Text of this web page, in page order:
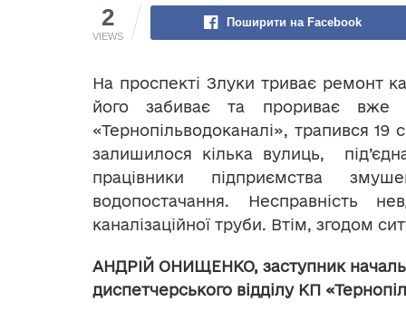
2
VIEWS
Поширити на Facebook
На проспекті Злуки триває ремонт
його забиває та прориває вже
«Тернопільводоканалі», трапився 19
залишилося кілька вулиць,
працівники підприємства
водопостачання. Несправність
каналізаційної труби. Втім, згодом
АНДРІЙ ОНИЩЕНКО, заступник
диспетчерського відділу КП